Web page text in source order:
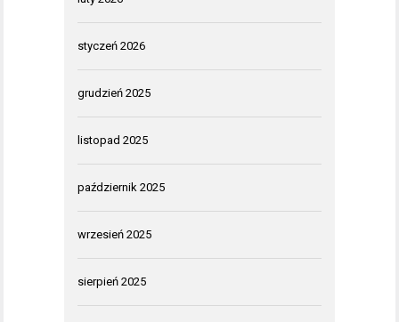
styczeń 2026
grudzień 2025
listopad 2025
październik 2025
wrzesień 2025
sierpień 2025